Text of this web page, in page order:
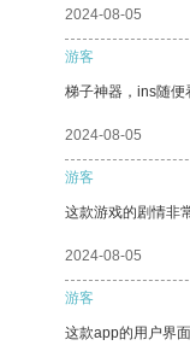
2024-08-05
游客
梯子神器，ins随便
2024-08-05
游客
这款游戏的剧情非
2024-08-05
游客
这款app的用户界